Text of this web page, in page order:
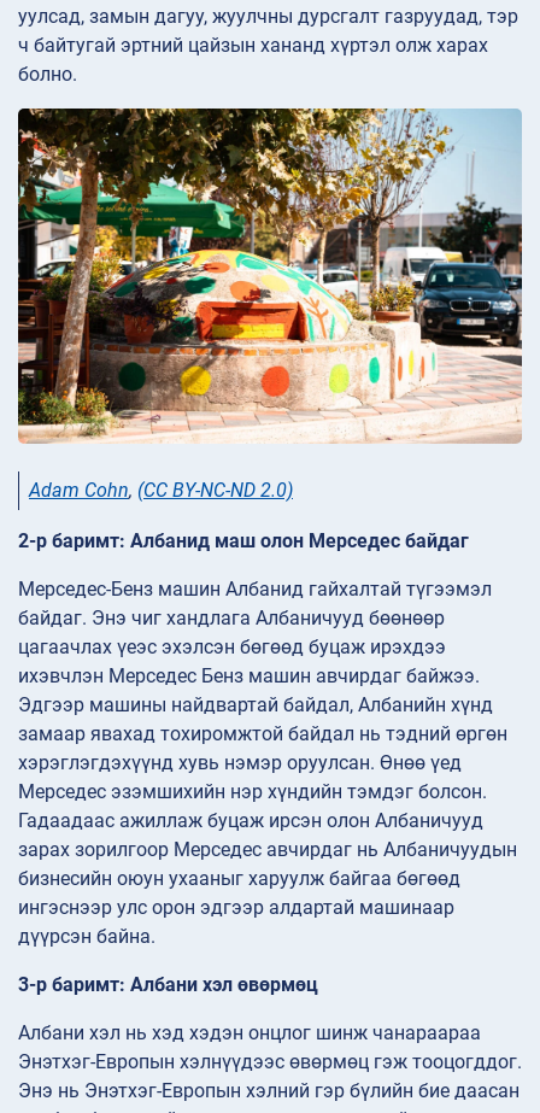
уулсад, замын дагуу, жуулчны дурсгалт газруудад, тэр
ч байтугай эртний цайзын хананд хүртэл олж харах
болно.
Adam Cohn, (CC BY-NC-ND 2.0)
2-р баримт: Албанид маш олон Мерседес байдаг
Мерседес-Бенз машин Албанид гайхалтай түгээмэл
байдаг. Энэ чиг хандлага Албаничууд бөөнөөр
цагаачлах үеэс эхэлсэн бөгөөд буцаж ирэхдээ
ихэвчлэн Мерседес Бенз машин авчирдаг байжээ.
Эдгээр машины найдвартай байдал, Албанийн хүнд
замаар явахад тохиромжтой байдал нь тэдний өргөн
хэрэглэгдэхүүнд хувь нэмэр оруулсан. Өнөө үед
Мерседес эзэмшихийн нэр хүндийн тэмдэг болсон.
Гадаадаас ажиллаж буцаж ирсэн олон Албаничууд
зарах зорилгоор Мерседес авчирдаг нь Албаничуудын
бизнесийн оюун ухааныг харуулж байгаа бөгөөд
ингэснээр улс орон эдгээр алдартай машинаар
дүүрсэн байна.
3-р баримт: Албани хэл өвөрмөц
Албани хэл нь хэд хэдэн онцлог шинж чанараараа
Энэтхэг-Европын хэлнүүдээс өвөрмөц гэж тооцогддог.
Энэ нь Энэтхэг-Европын хэлний гэр бүлийн бие даасан